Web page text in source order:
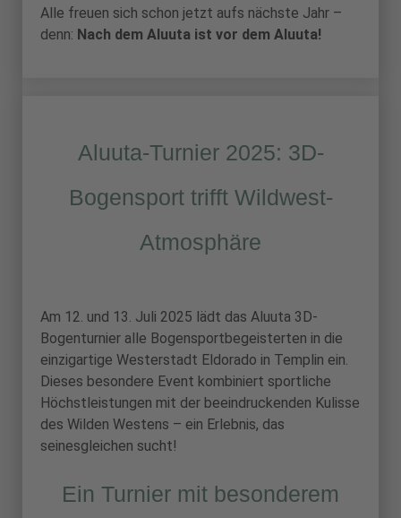
Alle freuen sich schon jetzt aufs nächste Jahr –
denn: Nach dem Aluuta ist vor dem Aluuta!
Aluuta-Turnier 2025: 3D-
Bogensport trifft Wildwest-
Atmosphäre
Am 12. und 13. Juli 2025 lädt das Aluuta 3D-
Bogenturnier alle Bogensportbegeisterten in die
einzigartige Westerstadt Eldorado in Templin ein.
Dieses besondere Event kombiniert sportliche
Höchstleistungen mit der beeindruckenden Kulisse
des Wilden Westens – ein Erlebnis, das
seinesgleichen sucht!
Ein Turnier mit besonderem